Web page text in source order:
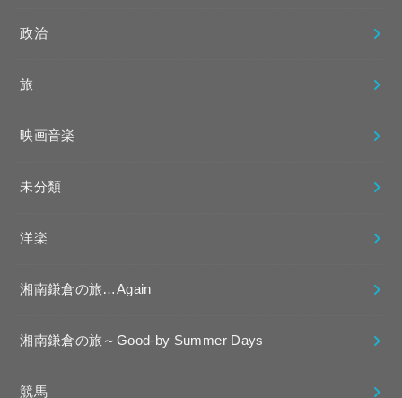
政治
旅
映画音楽
未分類
洋楽
湘南鎌倉の旅…Again
湘南鎌倉の旅～Good-by Summer Days
競馬